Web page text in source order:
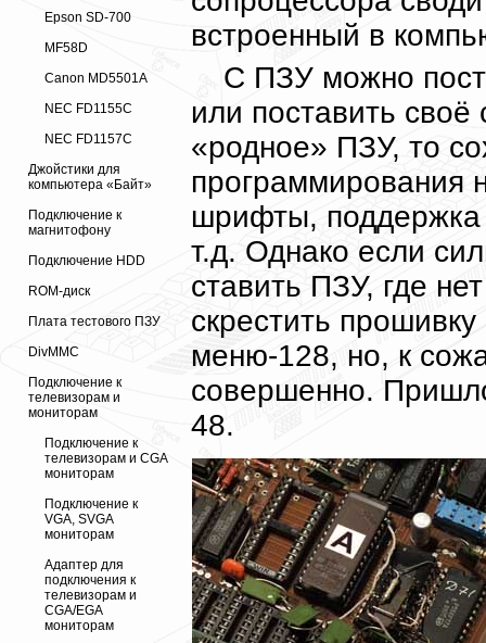
Epson SD-700
MF58D
Canon MD5501A
NEC FD1155C
NEC FD1157C
Джойстики для
компьютера «Байт»
Подключение к
магнитофону
Подключение HDD
ROM-диск
Плата тестового ПЗУ
DivMMC
Подключение к
телевизорам и
мониторам
Подключение к
телевизорам и CGA
мониторам
Подключение к
VGA, SVGA
мониторам
Адаптер для
подключения к
телевизорам и
CGA/EGA
мониторам
встроенный в
С ПЗУ можно
или поставить
«родное» ПЗУ, то
программирования
шрифты,
т.д. Однако если
ставить ПЗУ, где
скрестить
меню-128, но, к
совершенно.
48.